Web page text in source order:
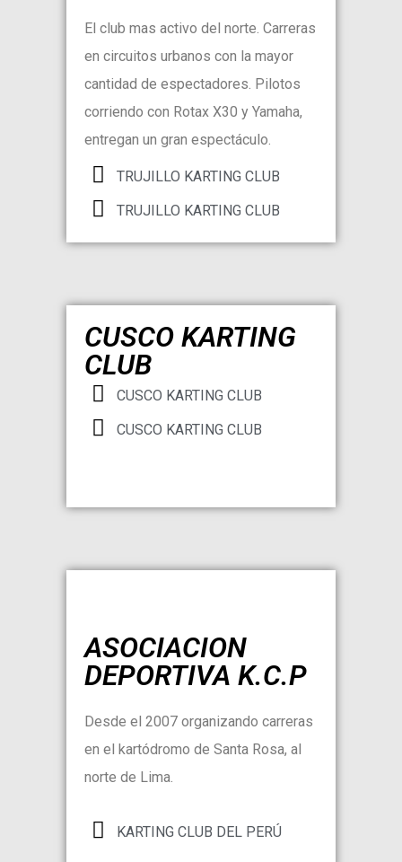
El club mas activo del norte. Carreras
en circuitos urbanos con la mayor
cantidad de espectadores. Pilotos
corriendo con Rotax X30 y Yamaha,
entregan un gran espectáculo.
TRUJILLO KARTING CLUB
TRUJILLO KARTING CLUB
CUSCO KARTING
CLUB
CUSCO KARTING CLUB
CUSCO KARTING CLUB
ASOCIACION
DEPORTIVA K.C.P
Desde el 2007 organizando carreras
en el kartódromo de Santa Rosa, al
norte de Lima.
KARTING CLUB DEL PERÚ